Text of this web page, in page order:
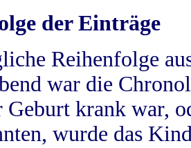
der Einträge
Reihenfolge
war die
Geburt krank war,
wurde das